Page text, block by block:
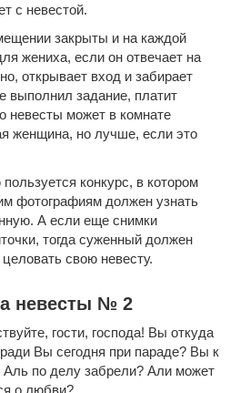
с невестой.
закрыты и на каждой
жениха, если он отвечает на
открывает вход и забирает
выполнил задание, платит
невесты может в комнате
женщина, но лучше, если это
конкурс, в котором
фотографиям должен узнать
А если еще снимки
тогда суженный должен
свою невесту.
невесты № 2
гости, господа! Вы откуда
Вы сегодня при параде? Вы к
Аль по делу забрели? Али может
о любви?